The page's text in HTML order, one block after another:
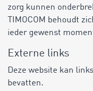
zorg kunnen
TIMOCOM behoudt
ieder gewenst
Externe links
Deze website kan
bevatten.